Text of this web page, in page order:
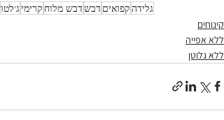
גלידהקפואים דבשדבש מלוח קרימיג׳לטו
קינוחים
ללא אפייה
ללא גלוטן